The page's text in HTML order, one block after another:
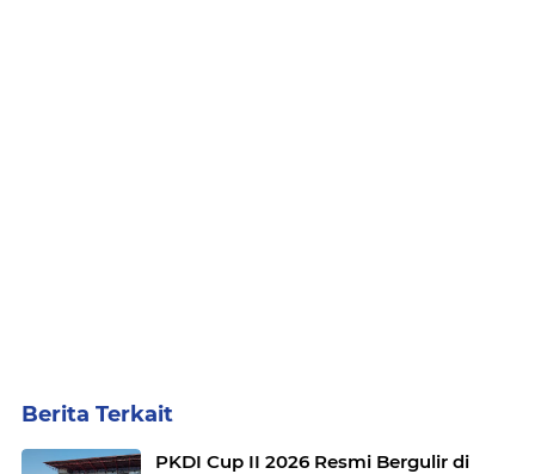
Berita Terkait
PKDI Cup II 2026 Resmi Bergulir di